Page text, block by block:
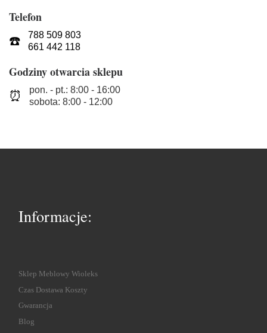
Telefon
☎️
788 509 803
661 442 118
Godziny otwarcia sklepu
⏰
pon. - pt.: 8:00 - 16:00
sobota: 8:00 - 12:00
Informacje:
Sklep Meblowy Wioleks
Czas Dostawa Koszty
Gwarancja
Blog